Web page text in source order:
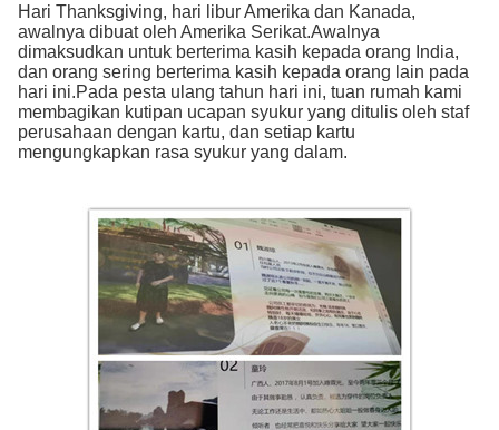
Hari Thanksgiving, hari libur Amerika dan Kanada,
awalnya dibuat oleh Amerika Serikat.Awalnya
dimaksudkan untuk berterima kasih kepada orang India,
dan orang sering berterima kasih kepada orang lain pada
hari ini.Pada pesta ulang tahun hari ini, tuan rumah kami
membagikan kutipan ucapan syukur yang ditulis oleh staf
perusahaan dengan kartu, dan setiap kartu
mengungkapkan rasa syukur yang dalam.